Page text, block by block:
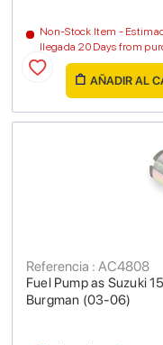
Non-Stock Item -
llegada 20 Days from
AÑADIR AL
Fuel Pump as Suzuki
Burgman (03-06)
Referencia : AC4808